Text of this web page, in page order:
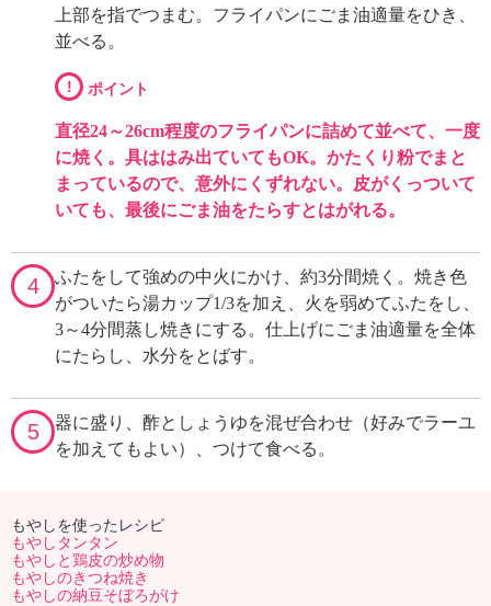
上部を指でつまむ。フライパンにごま油適量をひき、
並べる。
! ポイント
直径24～26cm程度のフライパンに詰めて並べて、一度
に焼く。具ははみ出ていてもOK。かたくり粉でまと
まっているので、意外にくずれない。皮がくっついて
いても、最後にごま油をたらすとはがれる。
4
ふたをして強めの中火にかけ、約3分間焼く。焼き色
がついたら湯カップ1/3を加え、火を弱めてふたをし、
3～4分間蒸し焼きにする。仕上げにごま油適量を全体
にたらし、水分をとばす。
5
器に盛り、酢としょうゆを混ぜ合わせ（好みでラーユ
を加えてもよい）、つけて食べる。
もやしを使ったレシピ
もやしタンタン
もやしと鶏皮の炒め物
もやしのきつね焼き
もやしの納豆そぼろがけ